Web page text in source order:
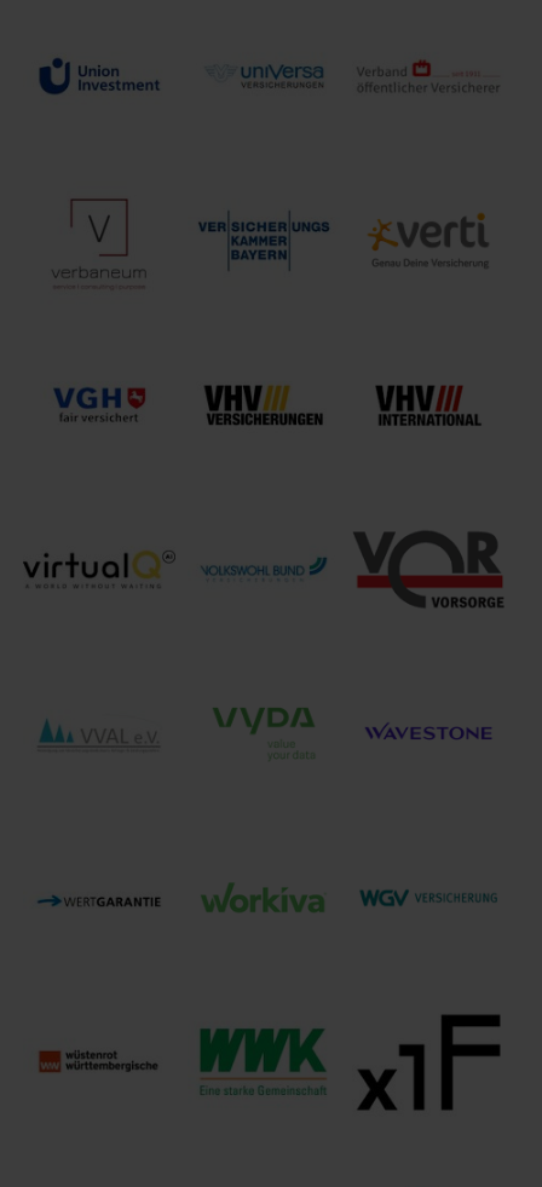
Germany S.à.r.l.
& Co. KG Holding GmbH
Uelzener
Versicherungen
Union
Investment
Institutional
GmbH
uniVersa
Versicherungen öffentlicher
Versicherer e. V.
verbaneum
GmbH
Versicherungskammer
Bayern
Verti
Versicherung AG
Landschaftliche
Brandkasse
Hannover
Versicherungen
VHV
Versicherungen
international
VOLKSWOHL
BUND
Versicherungen
Lebensversicherung
Aktiengesellschaft
VYDA GmbH Germany AG
Wertgarantie AG workiva Gemeinde-
Versicherung a.G.